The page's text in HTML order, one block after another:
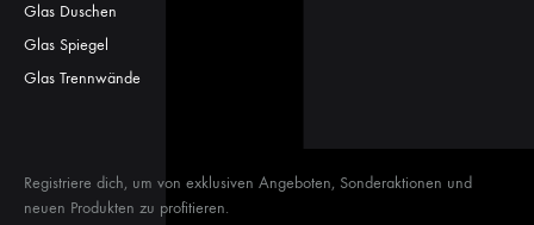
Glas Duschen
Glas Spiegel
Glas Trennwände
Registriere dich, um von exklusiven Angeboten, Sonderaktionen und
neuen Produkten zu profitieren.